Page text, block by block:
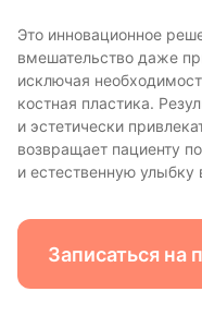
Это инновационное
вмешательство даже
исключая
костная пластика.
и эстетически
возвращает пациенту
и естественную улыбку
Записаться на